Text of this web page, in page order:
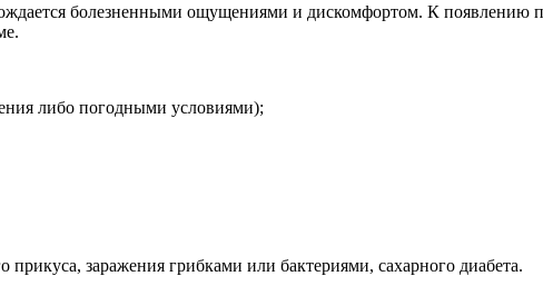
болезненными ощущениями и дискомфортом. К появлению
либо погодными условиями);
заражения грибками или бактериями, сахарного диабета.